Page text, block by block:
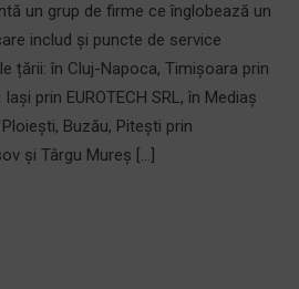
un grup de firme ce înglobează un
includ și puncte de service
țării: în Cluj-Napoca, Timișoara prin
Iași prin EUROTECH SRL, în Mediaș
Buzău, Pitești prin
și Târgu Mureș […]